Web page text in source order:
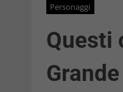
Personaggi
Questi